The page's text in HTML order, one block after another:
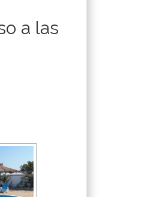
a las